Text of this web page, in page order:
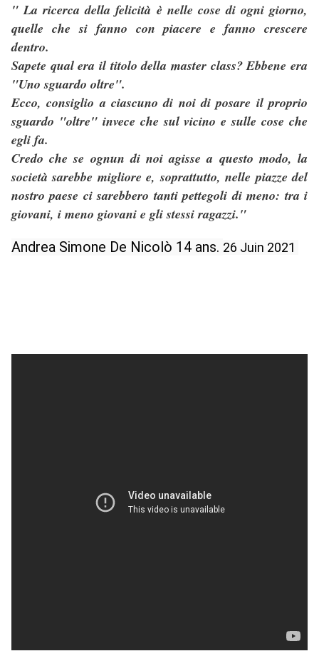
" La ricerca della felicità è nelle cose di ogni giorno,
quelle che si fanno con piacere e fanno crescere
dentro.
Sapete qual era il titolo della master class? Ebbene era
"Uno sguardo oltre".
Ecco, consiglio a ciascuno di noi di posare il proprio
sguardo "oltre" invece che sul vicino e sulle cose che
egli fa.
Credo che se ognun di noi agisse a questo modo, la
società sarebbe migliore e, soprattutto, nelle piazze del
nostro paese ci sarebbero tanti pettegoli di meno: tra i
giovani, i meno giovani e gli stessi ragazzi."
Andrea Simone De Nicolò 14 ans. 26 Juin 2021